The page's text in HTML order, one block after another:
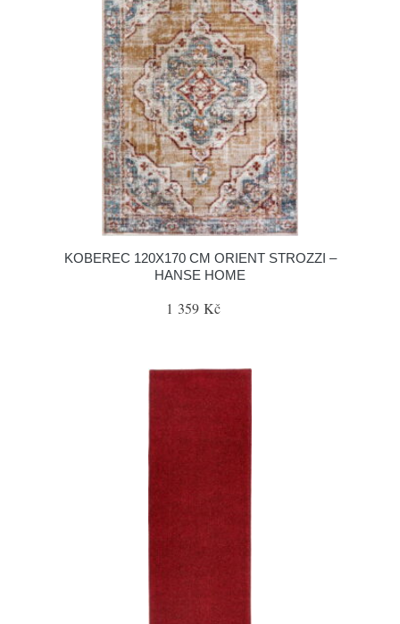
KOBEREC 120X170 CM ORIENT STROZZI –
HANSE HOME
1 359 Kč